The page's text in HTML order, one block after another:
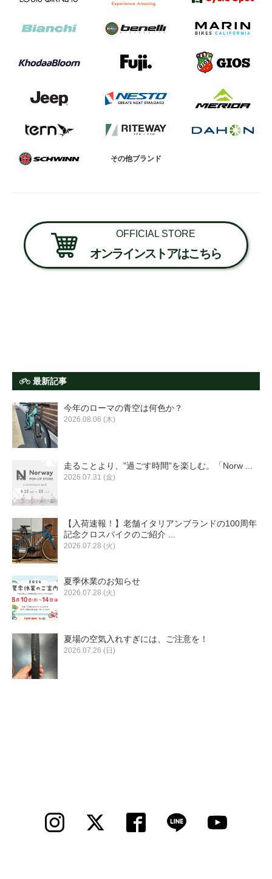
その他ブランド
OFFICIAL STORE
オンラインストアはこちら
最新記事
今年のローマの青空は何色か？
2026.08.06 (木)
走ることより、”過ごす時間”を楽しむ。「Norw ...
2026.07.31 (金)
【入荷速報！】老舗イタリアンブランドの100周年
記念クロスバイクのご紹介 ...
2026.07.28 (火)
夏季休業のお知らせ
2026.07.28 (火)
夏場の空気入れすぎには、ご注意を！
2026.07.26 (日)